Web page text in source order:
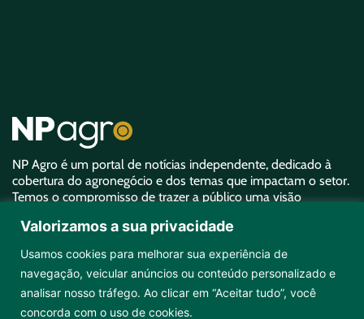
Valorizamos a sua privacidade
Usamos cookies para melhorar sua experiência de
navegação, veicular anúncios ou conteúdo personalizado e
analisar nosso tráfego. Ao clicar em “Aceitar tudo”, você
concorda com o uso de cookies.
NP Agro é um portal de notícias independente, dedicado à
cobertura do agronegócio e dos temas que impactam o setor.
Temos o compromisso de trazer a público uma visão
equivalente à sua importância.